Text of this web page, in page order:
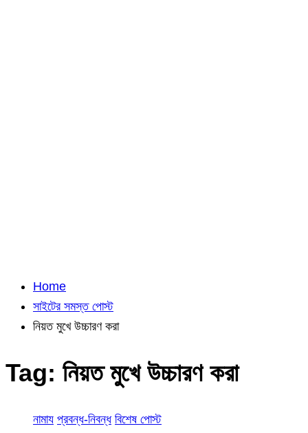
Home
সাইটের সমস্ত পোস্ট
নিয়ত মুখে উচ্চারণ করা
Tag: নিয়ত মুখে উচ্চারণ করা
নামায প্রবন্ধ-নিবন্ধ বিশেষ পোস্ট